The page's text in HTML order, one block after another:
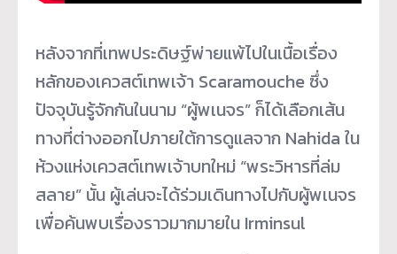
หลังจากที่เทพประดิษฐ์พ่ายแพ้ไปในเนื้อเรื่อง
หลักของเควสต์เทพเจ้า Scaramouche ซึ่ง
ปัจจุบันรู้จักกันในนาม “ผู้พเนจร” ก็ได้เลือกเส้น
ทางที่ต่างออกไปภายใต้การดูแลจาก Nahida ใน
ห้วงแห่งเควสต์เทพเจ้าบทใหม่ “พระวิหารที่ล่ม
สลาย” นั้น ผู้เล่นจะได้ร่วมเดินทางไปกับผู้พเนจร
เพื่อค้นพบเรื่องราวมากมายใน Irminsul